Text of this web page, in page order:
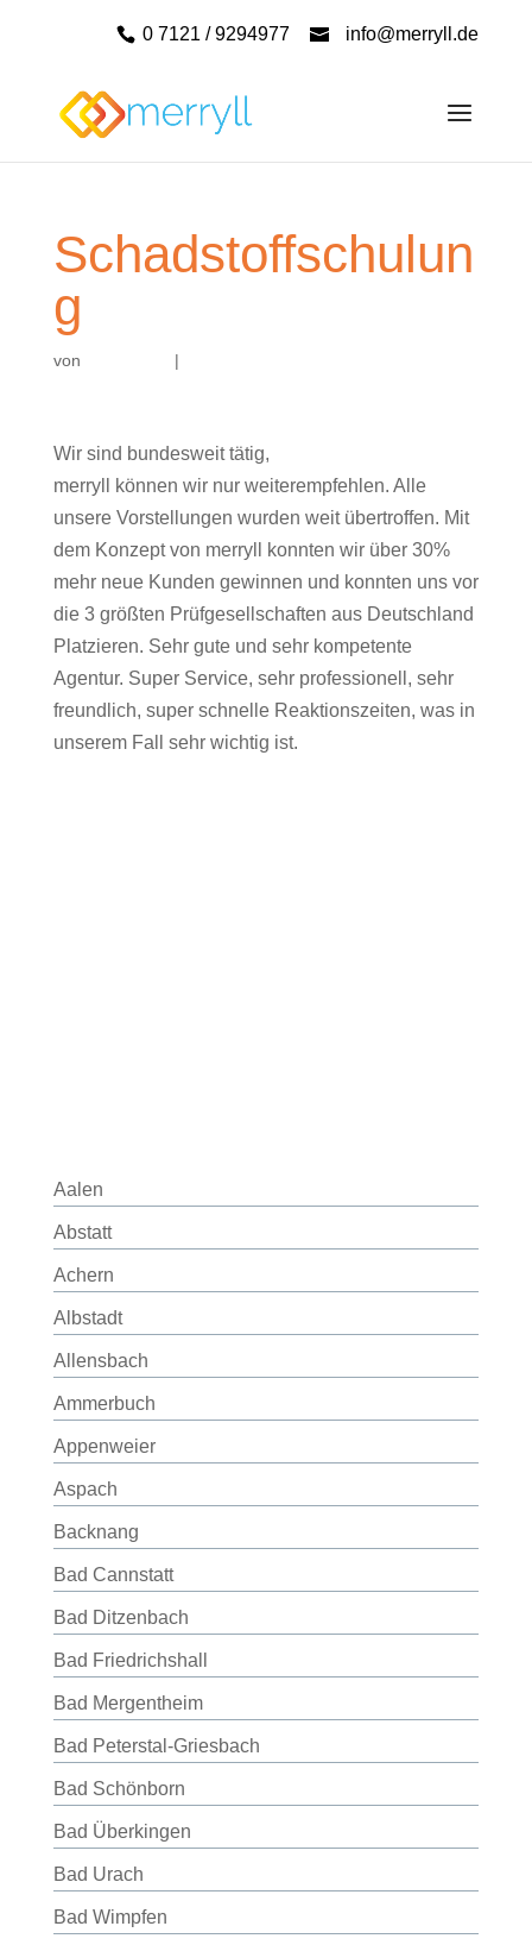
0 7121 / 9294977 info@merryll.de
Schadstoffschulun
g
von |
Wir sind bundesweit tätig,
merryll können wir nur weiterempfehlen. Alle
unsere Vorstellungen wurden weit übertroffen. Mit
dem Konzept von merryll konnten wir über 30%
mehr neue Kunden gewinnen und konnten uns vor
die 3 größten Prüfgesellschaften aus Deutschland
Platzieren. Sehr gute und sehr kompetente
Agentur. Super Service, sehr professionell, sehr
freundlich, super schnelle Reaktionszeiten, was in
unserem Fall sehr wichtig ist.
Aalen
Abstatt
Achern
Albstadt
Allensbach
Ammerbuch
Appenweier
Aspach
Backnang
Bad Cannstatt
Bad Ditzenbach
Bad Friedrichshall
Bad Mergentheim
Bad Peterstal-Griesbach
Bad Schönborn
Bad Überkingen
Bad Urach
Bad Wimpfen